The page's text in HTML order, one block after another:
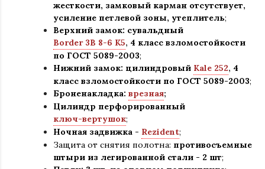
жесткости, замковый карман отсутствует,
усиление петлевой зоны, утеплитель;
Верхний замок: сувальдный
Border 3В 8-6 К5, 4 класс взломостойкости
по ГОСТ 5089-2003;
Нижний замок: цилиндровый Kale 252, 4
класс взломостойкости по ГОСТ 5089-2003;
Броненакладка: врезная;
Цилиндр перфорированный
ключ-вертушок;
Ночная задвижка - Rezident;
Защита от снятия полотна: противосъемные
штыри из легированной стали - 2 шт;